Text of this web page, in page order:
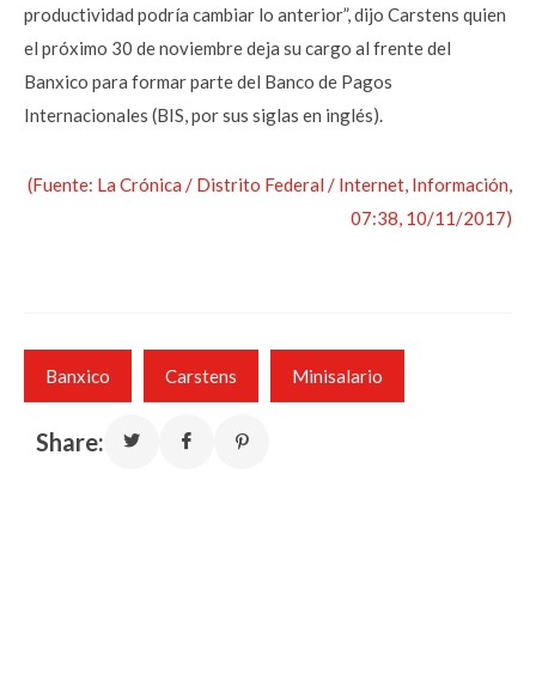
productividad podría cambiar lo anterior”, dijo Carstens quien
el próximo 30 de noviembre deja su cargo al frente del
Banxico para formar parte del Banco de Pagos
Internacionales (BIS, por sus siglas en inglés).
(Fuente: La Crónica / Distrito Federal / Internet, Información,
07:38, 10/11/2017)
Banxico Carstens Minisalario
Share: